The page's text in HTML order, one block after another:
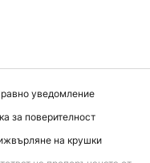
уведомление
за поверителност
на крушки